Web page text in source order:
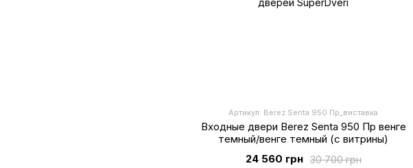
Артикул: Berez Senta 950 Пр_виставка
Входные двери Berez Senta 950 Пр венге
темный/венге темный (с витрины)
30 700 грн
24 560 грн